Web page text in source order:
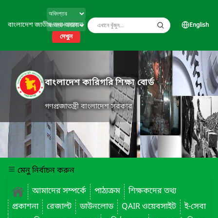
বাংলাদেশ জাতীয় তথ্য বাতায়ন
দেখুন
English
বাংলাদেশ কারিগরি শিক্ষা বোর্ড
গণপ্রজাতন্ত্রী বাংলাদেশ সরকার
মেনু নির্বাচন করুন
আমাদের সম্পর্কে
পাঠ্যক্রম
শিক্ষকদের তথ্য
প্রকাশনা
রেজাল্ট ডাউনলোড QAIR ওয়েবসাইট
ই-সেবা